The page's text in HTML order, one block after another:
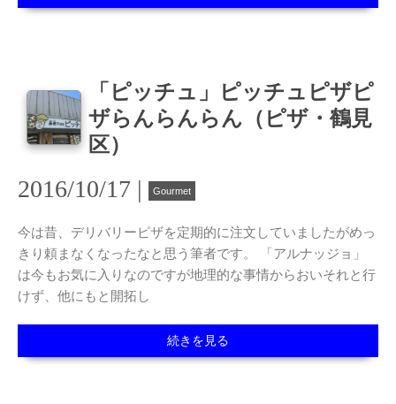
「ピッチュ」ピッチュピザピ
ザらんらんらん（ピザ・鶴見
区）
2016/10/17 | Gourmet
今は昔、デリバリーピザを定期的に注文していましたがめっ
きり頼まなくなったなと思う筆者です。 「アルナッジョ」
は今もお気に入りなのですが地理的な事情からおいそれと行
けず、他にもと開拓し
続きを見る